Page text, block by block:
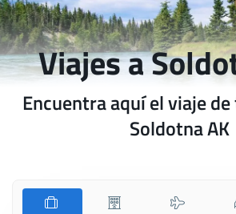
Viajes a
Encuentra aquí el viaje
Soldotna AK